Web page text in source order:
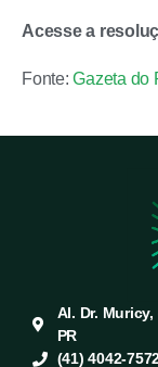
Acessea
Fonte:Gazeta do
Al. Dr.
PR
(41) 4042-